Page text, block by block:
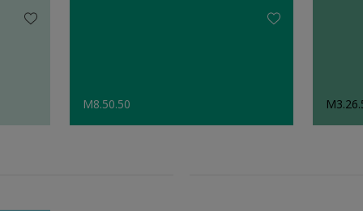
M8.50.50